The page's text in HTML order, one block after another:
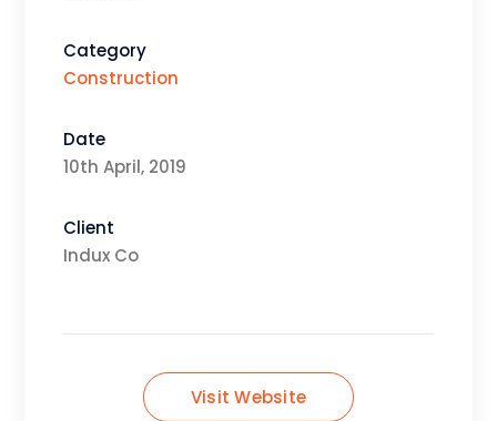
Category
Construction
Date
10th April, 2019
Client
Indux Co
Visit Website